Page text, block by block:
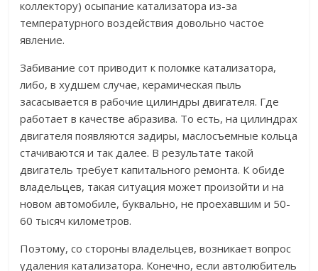
коллектору) осыпание катализатора из-за
температурного воздействия довольно частое
явление.
Забивание сот приводит к поломке катализатора,
либо, в худшем случае, керамическая пыль
засасывается в рабочие цилиндры двигателя. Где
работает в качестве абразива. То есть, на цилиндрах
двигателя появляются задиры, маслосъемные кольца
стачиваются и так далее. В результате такой
двигатель требует капитального ремонта. К обиде
владельцев, такая ситуация может произойти и на
новом автомобиле, буквально, не проехавшим и 50-
60 тысяч километров.
Поэтому, со стороны владельцев, возникает вопрос
удаления катализатора. Конечно, если автолюбитель